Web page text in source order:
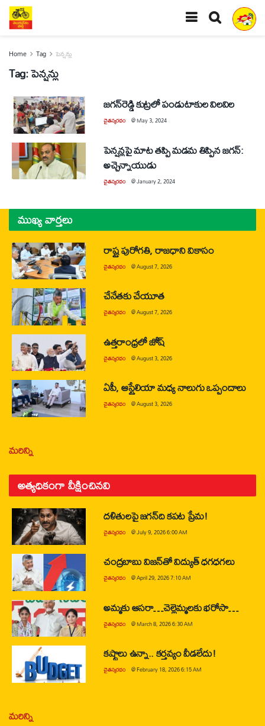
Home Tag పెన్షన్లు
Tag:పెన్షన్లు
జగన్‌రెడ్డి కుట్రలో పండుటాకుల విలవిల
చైతన్యరధం @May 3, 2024
పెన్షన్లపై మాట తప్పి మడమ తిప్పిన జగన్‌:
అచ్చెన్నాయుడు
చైతన్యరధం @January 2, 2024
ముఖ్య వార్తలు
రాష్ట్ర పురోగతి, రాజధాని వికాసం
చైతన్యరధం @August 7, 2026
చేనేతకు చేయూత
చైతన్యరధం @August 7, 2026
ఉత్తరాంధ్రలో జోష్
చైతన్యరధం @August 3, 2026
ఏపీ, ఆస్ట్రేలియా మధ్య నాలుగు ఒప్పందాలు
చైతన్యరధం @August 3, 2026
మరిన్ని
అత్యధికంగా వీక్షించినవి
దళితులపై జగన్‌ది కపట ప్రేమ!
చైతన్యరధం @July 9, 2026 6:00 AM
చంద్రబాబు విజన్‌తో విద్యుత్ ధగధగలు
చైతన్యరధం @April 29, 2026 7:10 AM
అమ్మకు ఆసరా…చెల్లెమ్మలకు భరోసా…
చైతన్యరధం @March 8, 2026 6:30 AM
కష్టాలు ఉన్నా.. కర్తవ్యం వీడలేదు!
చైతన్యరధం @February 18, 2026 6:15 AM
మరిన్ని